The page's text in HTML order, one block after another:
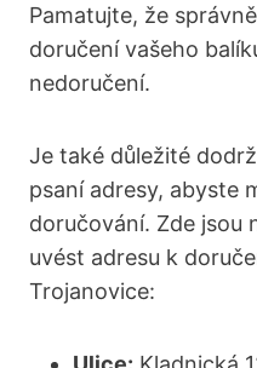
Pamatujte, že
doručení vašeho
nedoručení.
Je také důležité
psaní adresy, abyste
doručování. Zde jsou
uvést adresu k
Trojanovice: